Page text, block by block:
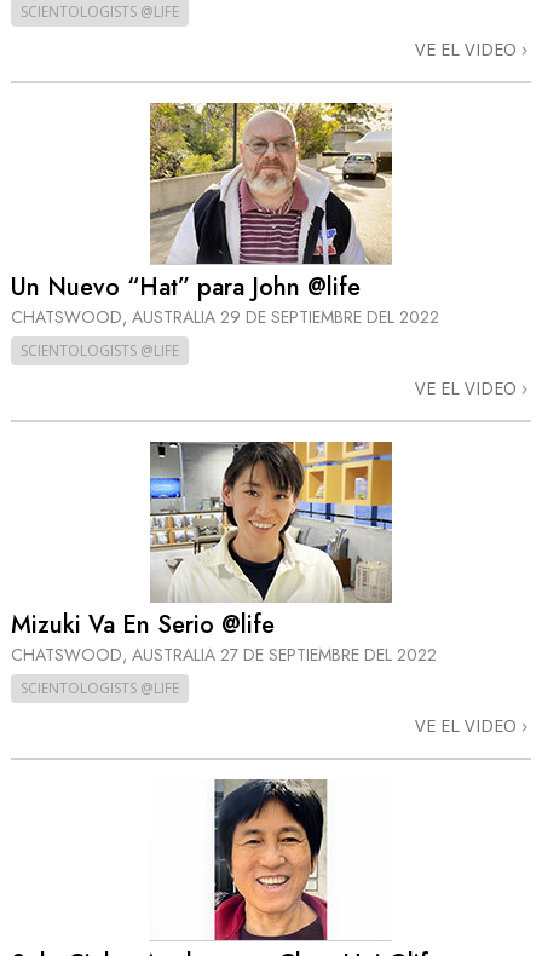
SCIENTOLOGISTS @LIFE
VE EL VIDEO
Un Nuevo “Hat” para John @life
CHATSWOOD, AUSTRALIA 29 DE SEPTIEMBRE DEL 2022
SCIENTOLOGISTS @LIFE
VE EL VIDEO
Mizuki Va En Serio @life
CHATSWOOD, AUSTRALIA 27 DE SEPTIEMBRE DEL 2022
SCIENTOLOGISTS @LIFE
VE EL VIDEO